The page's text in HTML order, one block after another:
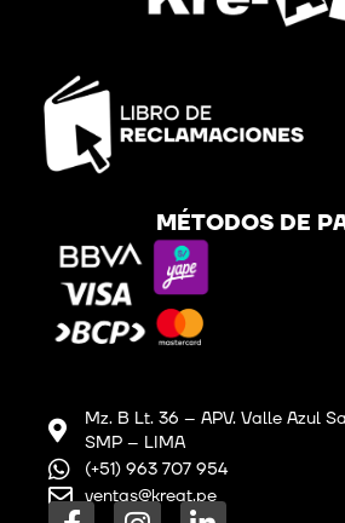
MÉTODOS DE
Mz. B Lt. 36 – APV. Valle Azul
SMP – LIMA
(+51) 963 707 954
ventas@kreat.pe